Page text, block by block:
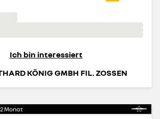
Ich bin interessiert
KÖNIG GMBH FIL. ZOSSEN
Monat